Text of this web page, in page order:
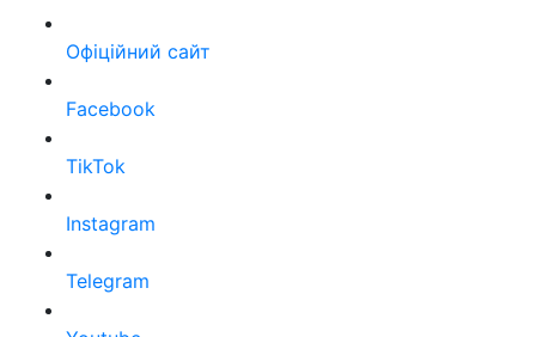
Офіційний сайт
Facebook
TikTok
Instagram
Telegram